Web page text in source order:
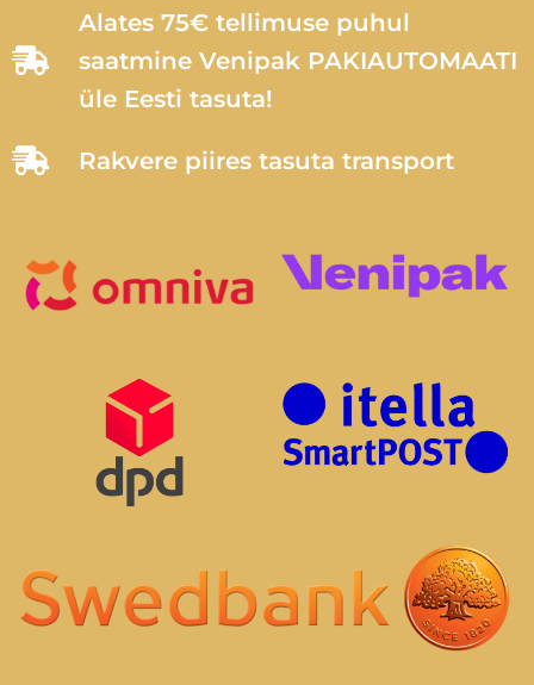
Alates 75€ tellimuse puhul
saatmine Venipak PAKIAUTOMAATI
üle Eesti tasuta!
Rakvere piires tasuta transport